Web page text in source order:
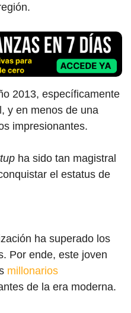
2013, específicamente
y en menos de una
impresionantes.
ha sido tan magistral
el estatus de
ha superado los
Por ende, este joven
millonarios
de la era moderna.